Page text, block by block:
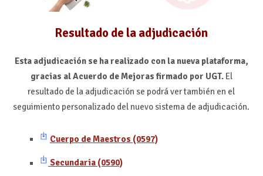
Resultado de la adjudicación
Esta adjudicación se ha realizado con la nueva plataforma,
gracias al Acuerdo de Mejoras firmado por UGT. El
resultado de la adjudicación se podrá ver también en el
seguimiento personalizado del nuevo sistema de adjudicación.
Cuerpo de Maestros (0597)
Secundaria (0590)